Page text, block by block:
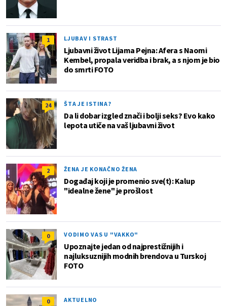
1 LJUBAV I STRAST
Ljubavni život Lijama Pejna: Afera s Naomi
Kembel, propala veridba i brak, a s njom je bio
do smrti FOTO
24 ŠTA JE ISTINA?
Da li dobar izgled znači i bolji seks? Evo kako
lepota utiče na vaš ljubavni život
2 ŽENA JE KONAČNO ŽENA
Događaj koji je promenio sve(t): Kalup
"idealne žene" je prošlost
0 VODIMO VAS U "VAKKO"
Upoznajte jedan od najprestižnijih i
najluksuznijih modnih brendova u Turskoj
FOTO
0 AKTUELNO